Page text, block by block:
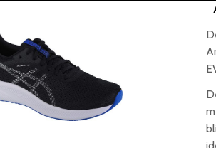
Hardloopschoenen
Mannen
Heren van 2026
Heren van 2026
Heren